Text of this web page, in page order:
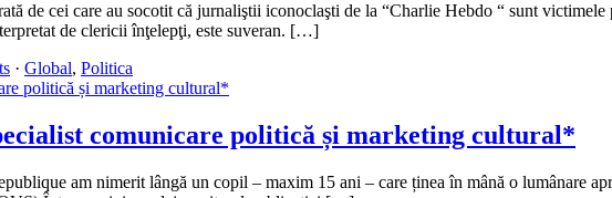
de cei care au socotit că jurnaliştii iconoclaşti de la “Charlie Hebdo “ sunt
de clericii înţelepţi, este suveran. […]
· Global, Politica
comunicare politică și marketing cultural*
am nimerit lângă un copil – maxim 15 ani – care ținea în mână o lumânare